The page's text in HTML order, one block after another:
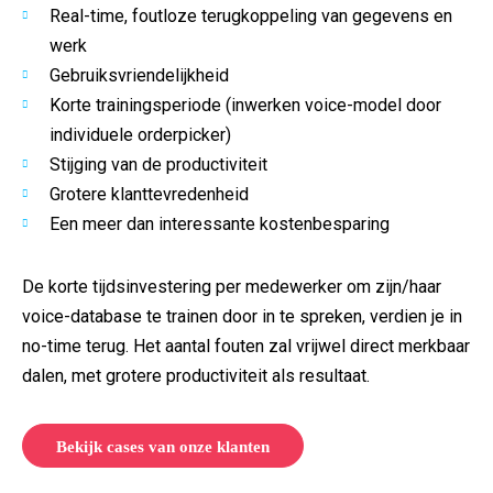
Real-time, foutloze terugkoppeling van gegevens en
werk
Gebruiksvriendelijkheid
Korte trainingsperiode (inwerken voice-model door
individuele orderpicker)
Stijging van de productiviteit
Grotere klanttevredenheid
Een meer dan interessante kostenbesparing
De korte tijdsinvestering per medewerker om zijn/haar
voice-database te trainen door in te spreken, verdien je in
no-time terug. Het aantal fouten zal vrijwel direct merkbaar
dalen, met grotere productiviteit als resultaat.
Bekijk cases van onze klanten